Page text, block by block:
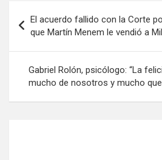
de
entradas
El acuerdo fallido con la Corte
que Martín Menem le vendió a
Gabriel Rolón, psicólogo: “La
mucho de nosotros y mucho